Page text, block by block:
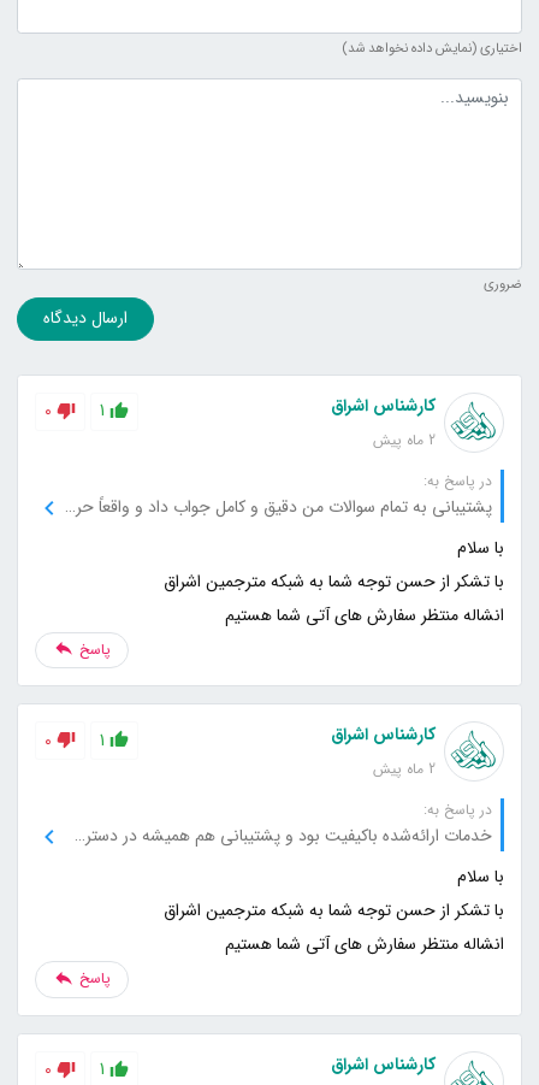
اختیاری (نمایش داده نخواهد شد)
متن دیدگاه
ضروری
ارسال دیدگاه
کارشناس اشراق
2 ماه پیش
1
0
در پاسخ به:
پشتیبانی به تمام سوالات من دقیق و کامل جواب داد و واقعاً حرفه‌ای عمل کرد.
انشاله منتظر سفارش های آتی شما هستیم
پاسخ
کارشناس اشراق
2 ماه پیش
1
0
در پاسخ به:
خدمات ارائه‌شده باکیفیت بود و پشتیبانی هم همیشه در دسترس بود.
انشاله منتظر سفارش های آتی شما هستیم
پاسخ
کارشناس اشراق 1
0